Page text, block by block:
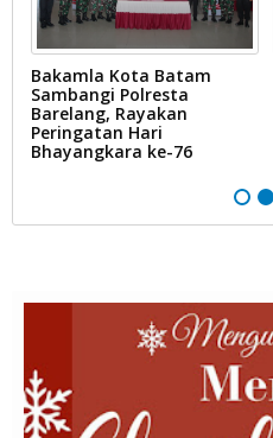
Bakamla Kota Batam
Sambangi Polresta
Barelang, Rayakan
Peringatan Hari
Bhayangkara ke-76